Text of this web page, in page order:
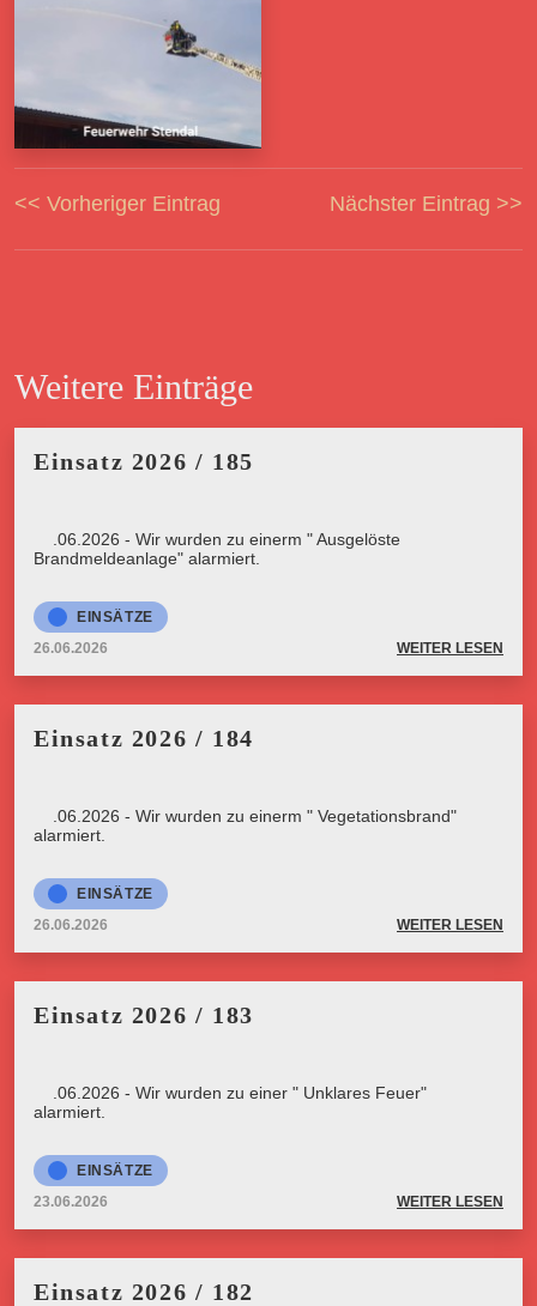
<< Vorheriger Eintrag Nächster Eintrag >>
Weitere Einträge
Einsatz 2026 / 185
26.06.2026 - Wir wurden zu einerm " Ausgelöste
Brandmeldeanlage" alarmiert.
EINSÄTZE
26.06.2026
WEITER LESEN
Einsatz 2026 / 184
26.06.2026 - Wir wurden zu einerm " Vegetationsbrand"
alarmiert.
EINSÄTZE
26.06.2026
WEITER LESEN
Einsatz 2026 / 183
23.06.2026 - Wir wurden zu einer " Unklares Feuer"
alarmiert.
EINSÄTZE
23.06.2026
WEITER LESEN
Einsatz 2026 / 182